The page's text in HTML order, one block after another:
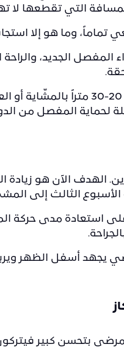
التي تقطعها لا
تماماً، وما هو إلا
المفصل الجديد،
مع نهاية الأسبوع الأول، يستطيع معظم
المفصل من
الهدف الآن هو زيادة
المشي 200-400 متر بشكل
على استعادة مدى حركة
يجهد أسفل الظهر
بتحسن كبير